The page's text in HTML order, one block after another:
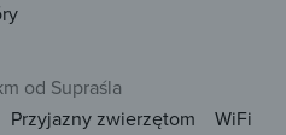
od Supraśla
Przyjazny zwierzętom
WiFi